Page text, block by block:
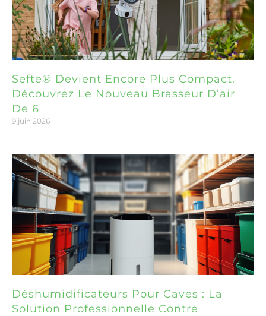
Sefte® Devient Encore Plus Compact.
Découvrez Le Nouveau Brasseur D’air
De 6
9 juin 2026
Déshumidificateurs Pour Caves : La
Solution Professionnelle Contre